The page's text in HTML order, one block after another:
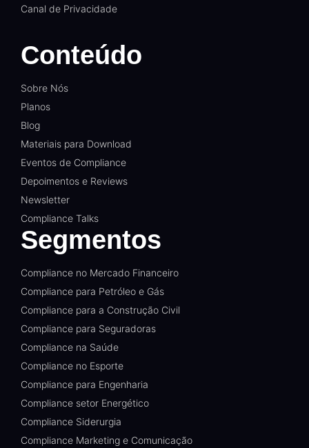
Canal de Privacidade
Conteúdo
Sobre Nós
Planos
Blog
Materiais para Download
Eventos de Compliance
Depoimentos e Reviews
Newsletter
Compliance Talks
Segmentos
Compliance no Mercado Financeiro
Compliance para Petróleo e Gás
Compliance para a Construção Civil
Compliance para Seguradoras
Compliance na Saúde
Compliance no Esporte
Compliance para Engenharia
Compliance setor Energético
Compliance Siderurgia
Compliance Marketing e Comunicação